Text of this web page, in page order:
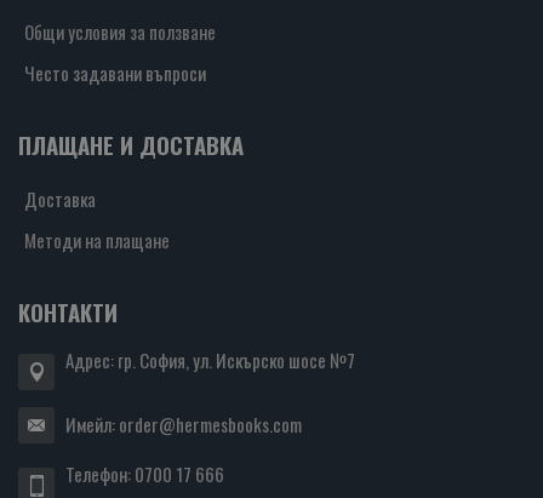
Общи условия за ползване
Често задавани въпроси
ПЛАЩАНЕ И ДОСТАВКА
Доставка
Методи на плащане
КОНТАКТИ
Адрес: гр. София, ул. Искърско шосе №7
Имейл:order@hermesbooks.com
Телефон:0700 17 666